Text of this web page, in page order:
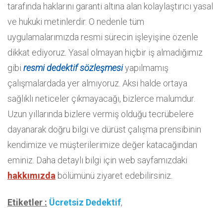
tarafında haklarını garanti altına alan kolaylaştırıcı yasal
ve hukuki metinlerdir. O nedenle tüm
uygulamalarımızda resmi sürecin işleyişine özenle
dikkat ediyoruz. Yasal olmayan hiçbir iş almadığımız
gibi resmi dedektif sözleşmesiyapılmamış
çalışmalardada yer almıyoruz. Aksi halde ortaya
sağlıklı neticeler çıkmayacağı, bizlerce malumdur.
Uzun yıllarında bizlere vermiş olduğu tecrübelere
dayanarak doğru bilgi ve dürüst çalışma prensibinin
kendimize ve müşterilerimize değer katacağından
eminiz. Daha detaylı bilgi için web sayfamızdaki
hakkımızda bölümünü ziyaret edebilirsiniz.
Etiketler : Ücretsiz Dedektif,